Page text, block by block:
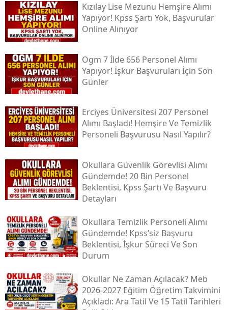
Kızılay Lise Mezunu Hemşire Alımı
Yapıyor! Kpss Şartı Yok, Başvurular
Online Alınıyor
Ogm 7 İlde 656 Personel Alımı
Yapıyor! İşkur Başvuruları İçin Son
Günler
Erciyes Üniversitesi 207 Personel
Alımı Başladı! Hemşire Ve Temizlik
Personeli Başvurusu Nasıl Yapılır?
Okullara Güvenlik Görevlisi Alımı
Gündemde! 20 Bin Personel
Beklentisi, Kpss Şartı Ve Başvuru
Detayları
Okullara Temizlik Personeli Alımı
Gündemde! Kpss’siz Başvuru
Beklentisi, İşkur Süreci Ve Son
Durum
Okullar Ne Zaman Açılacak? Meb
2026-2027 Eğitim Öğretim Takvimini
Açıkladı: Ara Tatil Ve 15 Tatil Tarihleri